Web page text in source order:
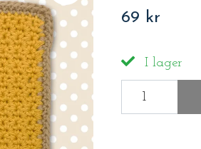
69 kr
I lager